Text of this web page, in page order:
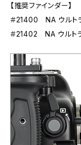
【推奨ファインダー】
＃21400 NA ウルト
＃21402 NA ウルト